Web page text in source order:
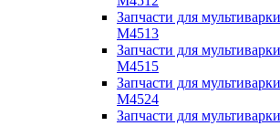
Запчасти для
M4513
Запчасти для
M4515
Запчасти для
M4524
Запчасти для